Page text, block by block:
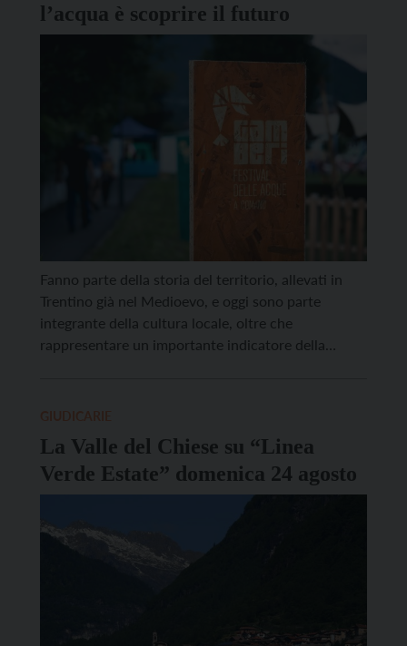
l’acqua è scoprire il futuro
Fanno parte della storia del territorio, allevati in
Trentino già nel Medioevo, e oggi sono parte
integrante della cultura locale, oltre che
rappresentare un importante indicatore della
La Valle del Chiese su “Linea
Verde Estate” domenica 24 agosto